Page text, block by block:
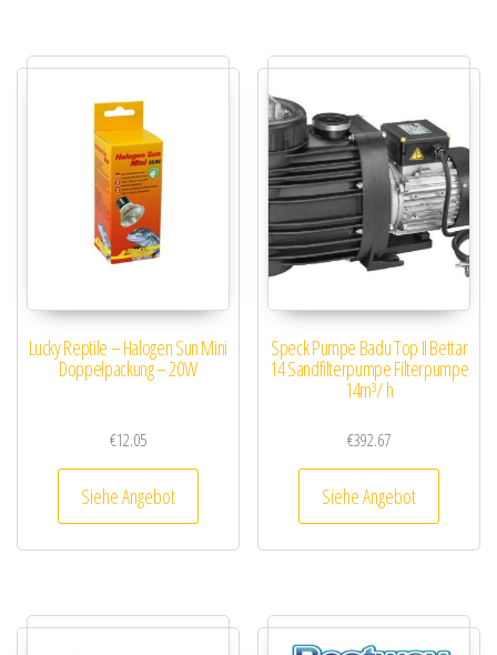
Lucky Reptile – Halogen Sun Mini
Doppelpackung – 20W
€12.05
Siehe Angebot
Speck Pumpe Badu Top II Bettar
14 Sandfilterpumpe Filterpumpe
14m³/ h
€392.67
Siehe Angebot